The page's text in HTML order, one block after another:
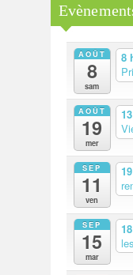
AOÛT
8
sam
8
AOÛT
19
mer
SEP
11
ven
SEP
15
mar